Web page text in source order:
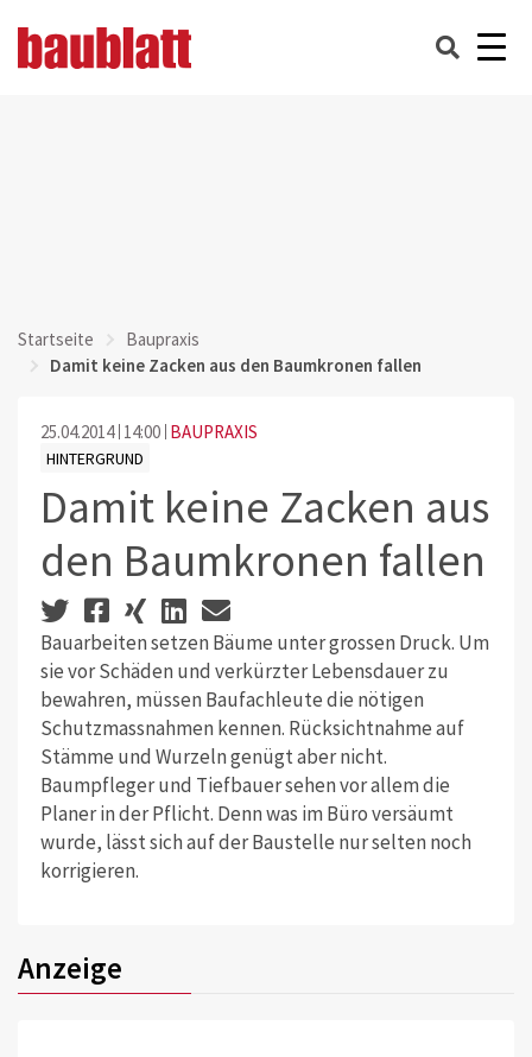
Startseite
Baupraxis
Damit keine Zacken aus den Baumkronen fallen
25.04.2014 14:00 BAUPRAXIS
HINTERGRUND
Damit keine Zacken aus
den Baumkronen fallen
Bauarbeiten setzen Bäume unter grossen Druck. Um
sie vor Schäden und verkürzter Lebensdauer zu
bewahren, müssen Baufachleute die nötigen
Schutzmassnahmen kennen. Rücksichtnahme auf
Stämme und Wurzeln genügt aber nicht.
Baumpfleger und Tiefbauer sehen vor allem die
Planer in der Pflicht. Denn was im Büro versäumt
wurde, lässt sich auf der Baustelle nur selten noch
korrigieren.
Anzeige